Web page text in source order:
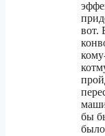
вот.
бы